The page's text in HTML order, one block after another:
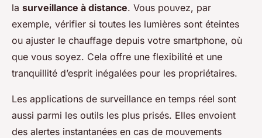
la surveillance à distance. Vous pouvez, par
exemple, vérifier si toutes les lumières sont éteintes
ou ajuster le chauffage depuis votre smartphone, où
que vous soyez. Cela offre une flexibilité et une
tranquillité d’esprit inégalées pour les propriétaires.
Les applications de surveillance en temps réel sont
aussi parmi les outils les plus prisés. Elles envoient
des alertes instantanées en cas de mouvements